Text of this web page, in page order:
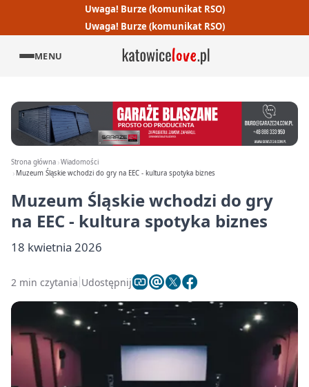
Uwaga! Burze (komunikat RSO)
Uwaga! Burze (komunikat RSO)
MENU
Strona główna Wiadomości
Muzeum Śląskie wchodzi do gry na EEC - kultura spotyka biznes
Muzeum Śląskie wchodzi do gry
na EEC - kultura spotyka biznes
18 kwietnia 2026
2 min czytania Udostępnij